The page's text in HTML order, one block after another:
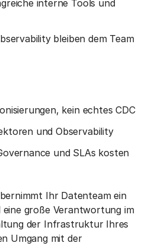
interne Tools und
bleiben dem Team
kein echtes CDC
und Observability
und SLAs kosten
Ihr Datenteam ein
eine große Verantwortung im
der Infrastruktur Ihres
Umgang mit der